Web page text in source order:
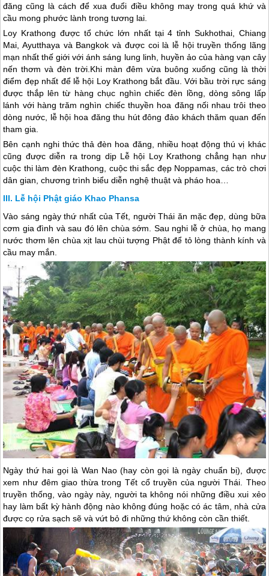
đăng cũng là cách để xua đuổi điều không may trong quá khứ và
cầu mong phước lành trong tương lai.
Loy Krathong được tổ chức lớn nhất tại 4 tỉnh Sukhothai, Chiang
Mai, Ayutthaya và Bangkok và được coi là lễ hội truyền thống lãng
mạn nhất thế giới với ánh sáng lung linh, huyền ảo của hàng vạn cây
nến thơm và đèn trời.Khi màn đêm vừa buông xuống cũng là thời
điểm đẹp nhất để lễ hội Loy Krathong bắt đầu. Với bầu trời rực sáng
được thắp lên từ hàng chục nghìn chiếc đèn lồng, dòng sông lấp
lánh với hàng trăm nghìn chiếc thuyền hoa đăng nối nhau trôi theo
dòng nước, lễ hội hoa đăng thu hút đông đảo khách thăm quan đến
tham gia.
Bên cạnh nghi thức thả đèn hoa đăng, nhiều hoạt động thú vị khác
cũng được diễn ra trong dịp Lễ hội Loy Krathong chẳng hạn như
cuộc thi làm đèn Krathong, cuộc thi sắc đẹp Noppamas, các trò chơi
dân gian, chương trình biểu diễn nghệ thuật và pháo hoa…
Lễ hội Phật giáo Khao Phansa
Vào sáng ngày thứ nhất của Tết, người Thái ăn mặc đẹp, dùng bữa
cơm gia đình và sau đó lên chùa sớm. Sau nghi lễ ở chùa, họ mang
nước thơm lên chùa xịt lau chùi tượng Phật để tỏ lòng thành kính và
cầu may mắn.
Ngày thứ hai gọi là Wan Nao (hay còn gọi là ngày chuẩn bị), được
xem như đêm giao thừa trong Tết cổ truyền của người Thái. Theo
truyền thống, vào ngày này, người ta không nói những điều xui xẻo
hay làm bất kỳ hành động nào không đúng hoặc có ác tâm, nhà cửa
được cọ rửa sạch sẽ và vứt bỏ đi những thứ không còn cần thiết.